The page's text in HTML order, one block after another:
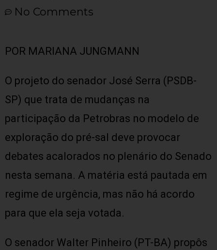
No Comments
POR MARIANA JUNGMANN
O projeto do senador José Serra (PSDB-
SP) que trata de mudanças na
participação da Petrobras no modelo de
exploração do pré-sal deve provocar
debates acalorados no plenário do Senado
nesta semana. A matéria está pautada em
regime de urgência, mas não há acordo
para que ela seja votada.
O senador Walter Pinheiro (PT-BA) propôs